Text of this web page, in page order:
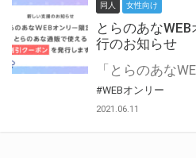
同人 女性向け
とらのあな
行のお知らせ
#WEBオンリー
2021.06.11